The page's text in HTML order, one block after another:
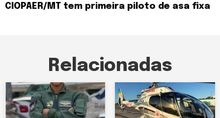
CIOPAER/MT tem primeira piloto de asa fixa
Relacionadas